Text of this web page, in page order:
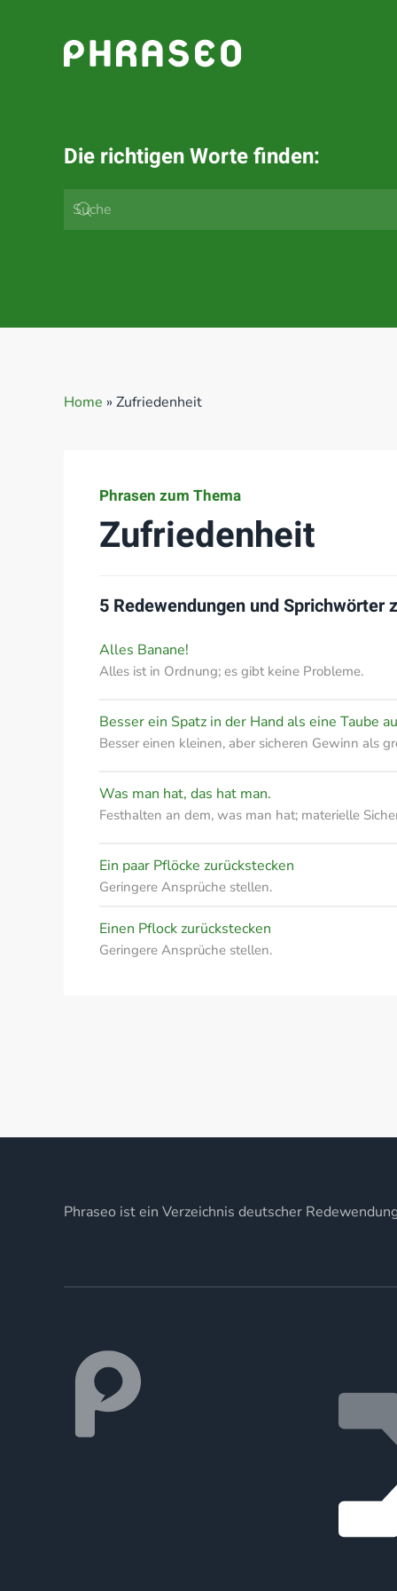
Zum Hauptinhalt springen
Die richtigen Worte finden:
Home » Zufriedenheit
Phrasen zum Thema
Zufriedenheit
5 Redewendungen und Sprichwörter
Alles Banane!
Alles ist in Ordnung; es gibt keine Probleme.
Besser ein Spatz in der Hand als eine Taube
Besser einen kleinen, aber sicheren Gewinn als
Was man hat, das hat man.
Festhalten an dem, was man hat; materielle
Ein paar Pflöcke zurückstecken
Geringere Ansprüche stellen.
Einen Pflock zurückstecken
Geringere Ansprüche stellen.
Phraseo ist ein Verzeichnis deutscher